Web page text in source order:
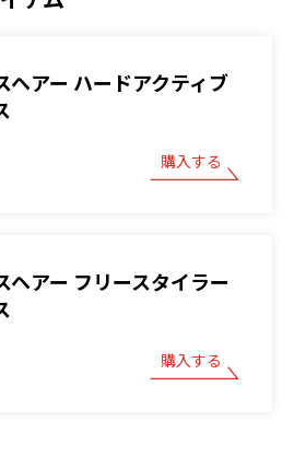
ヘアー ハードアクティブ
購入する
ヘアー フリースタイラー
購入する